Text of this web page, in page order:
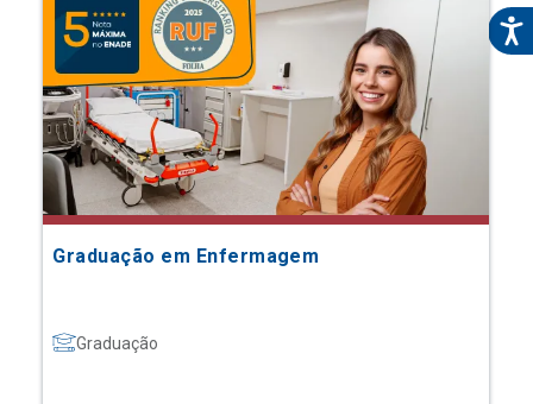
Graduação em Enfermagem
Graduação